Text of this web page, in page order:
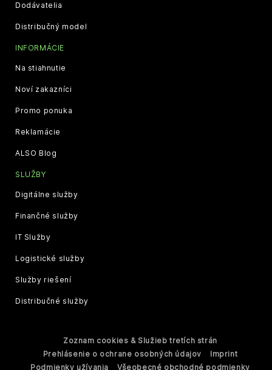
Dodávatelia
Distribučný model
INFORMÁCIE
Na stiahnutie
Noví zakazníci
Promo ponuka
Reklamácie
ALSO Blog
SLUŽBY
Digitálne služby
Finančné služby
IT Služby
Logistické služby
Služby riešení
Distribučné služby
Zoznam cookies & Služieb tretích strán
Prehlásenie o ochrane osobných údajov
Imprint
Podmienky užívania
Všeobecné obchodné podmienky